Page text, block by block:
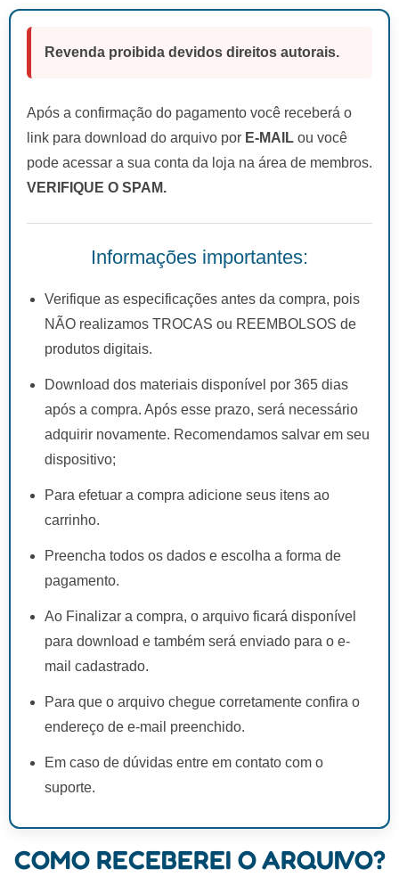
Revenda proibida devidos direitos autorais.
Após a confirmação do pagamento você receberá o
link para download do arquivo por E-MAIL ou você
pode acessar a sua conta da loja na área de membros.
VERIFIQUE O SPAM.
Informações importantes:
Verifique as especificações antes da compra, pois
NÃO realizamos TROCAS ou REEMBOLSOS de
produtos digitais.
Download dos materiais disponível por 365 dias
após a compra. Após esse prazo, será necessário
adquirir novamente. Recomendamos salvar em seu
dispositivo;
Para efetuar a compra adicione seus itens ao
carrinho.
Preencha todos os dados e escolha a forma de
pagamento.
Ao Finalizar a compra, o arquivo ficará disponível
para download e também será enviado para o e-
mail cadastrado.
Para que o arquivo chegue corretamente confira o
endereço de e-mail preenchido.
Em caso de dúvidas entre em contato com o
suporte.
COMO RECEBEREI O ARQUIVO?